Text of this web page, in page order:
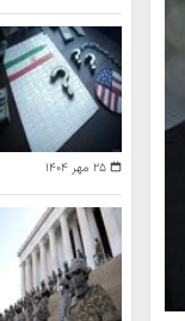
۲۵ مهر ۱۴۰۴